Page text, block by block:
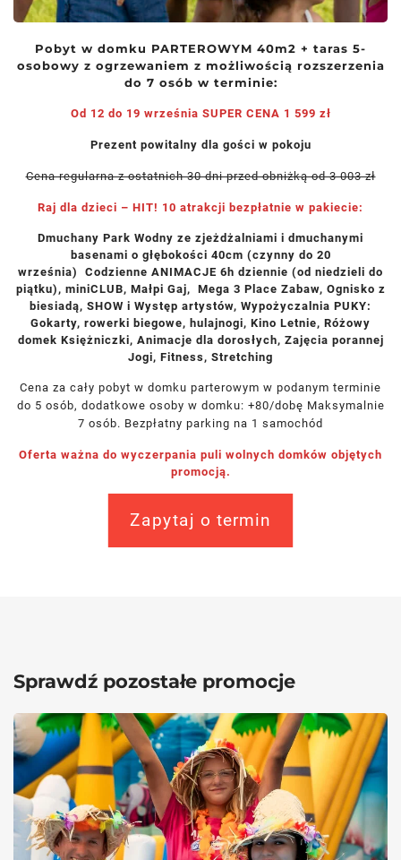
Pobyt w domku PARTEROWYM 40m2 + taras 5-
osobowy z ogrzewaniem z możliwością rozszerzenia
do 7 osób w terminie:
Od 12 do 19 września SUPER CENA 1 599 zł
Prezent powitalny dla gości w pokoju
Cena regularna z ostatnich 30 dni przed obniżką od 3 003 zł
Raj dla dzieci – HIT! 10 atrakcji bezpłatnie w pakiecie:
Dmuchany Park Wodny ze zjeżdżalniami i dmuchanymi
basenami o głębokości 40cm (czynny do 20
września) Codzienne ANIMACJE 6h dziennie (od niedzieli do
piątku), miniCLUB, Małpi Gaj, Mega 3 Place Zabaw, Ognisko z
biesiadą, SHOW i Występ artystów, Wypożyczalnia PUKY:
Gokarty, rowerki biegowe, hulajnogi, Kino Letnie, Różowy
domek Księżniczki, Animacje dla dorosłych, Zajęcia porannej
Jogi, Fitness, Stretching
Cena za cały pobyt w domku parterowym w podanym terminie
do 5 osób, dodatkowe osoby w domku: +80/dobę Maksymalnie
7 osób. Bezpłatny parking na 1 samochód
Oferta ważna do wyczerpania puli wolnych domków objętych
promocją.
Zapytaj o termin
Sprawdź pozostałe promocje